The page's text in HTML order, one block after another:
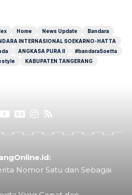
Home News Update
Bandara
INTERNASIONAL SOEKARNO-HATTA
ANGKASA PURA II
#bandaraSoetta
KABUPATEN TANGERANG
Nomor Satu dan Sebagai